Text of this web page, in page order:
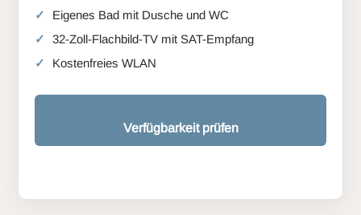
Eigenes Bad mit Dusche und WC
32-Zoll-Flachbild-TV mit SAT-Empfang
Kostenfreies WLAN
Verfügbarkeit prüfen